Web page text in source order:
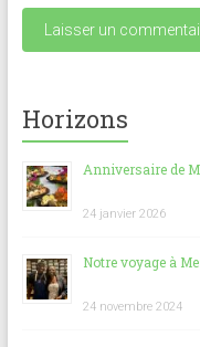
Horizons
Anniversaire de
24 janvier 2026
Notre voyage à
24 novembre 2024